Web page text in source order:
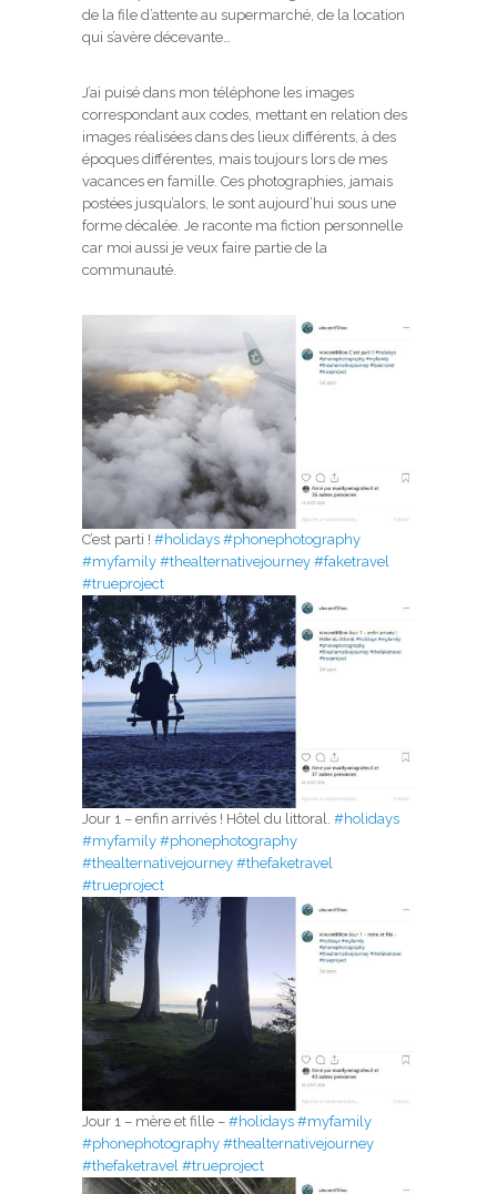
de la file d’attente au supermarché, de la location
qui s’avère décevante…
J’ai puisé dans mon téléphone les images
correspondant aux codes, mettant en relation des
images réalisées dans des lieux différents, à des
époques différentes, mais toujours lors de mes
vacances en famille. Ces photographies, jamais
postées jusqu’alors, le sont aujourd’hui sous une
forme décalée. Je raconte ma fiction personnelle
car moi aussi je veux faire partie de la
communauté.
C’est parti ! #holidays #phonephotography
#myfamily #thealternativejourney #faketravel
#trueproject
Jour 1 – enfin arrivés ! Hôtel du littoral. #holidays
#myfamily #phonephotography
#thealternativejourney #thefaketravel
#trueproject
Jour 1 – mère et fille – #holidays #myfamily
#phonephotography #thealternativejourney
#thefaketravel #trueproject